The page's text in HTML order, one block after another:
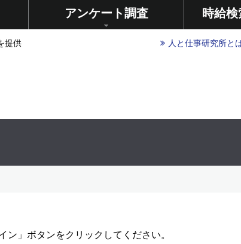
アンケート調査 時給
提供 人と仕事研究所と
ン」ボタンをクリックしてください。